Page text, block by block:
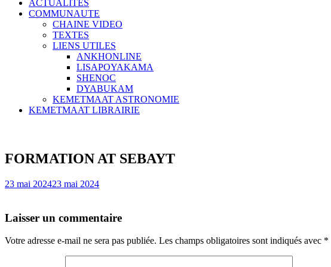
ACTUALITES
COMMUNAUTE
CHAINE VIDEO
TEXTES
LIENS UTILES
ANKHONLINE
LISAPOYAKAMA
SHENOC
DYABUKAM
KEMETMAAT ASTRONOMIE
KEMETMAAT LIBRAIRIE
FORMATION AT SEBAYT
23 mai 202423 mai 2024
Laisser un commentaire
Votre adresse e-mail ne sera pas publiée. Les champs obligatoires sont indiqués avec *